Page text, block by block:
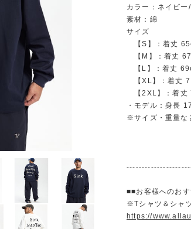
カラー：ネイビー
素材：綿
サイズ
【S】：着丈
【M】：着丈
【L】：着丈
【XL】：着丈
【2XL】：着丈
・モデル：身長
※サイズ・重量な
■■お客様へのお
※Tシャツ＆シャ
https://